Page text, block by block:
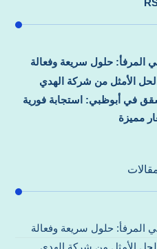
المرفأ: حلول سريعة وفعالة
الحل الأمثل من شركة الهدي
في أبوظبي: استجابة فورية
مميزة
المرفأ: حلول سريعة وفعالة
الأمثل من شركة الهدي